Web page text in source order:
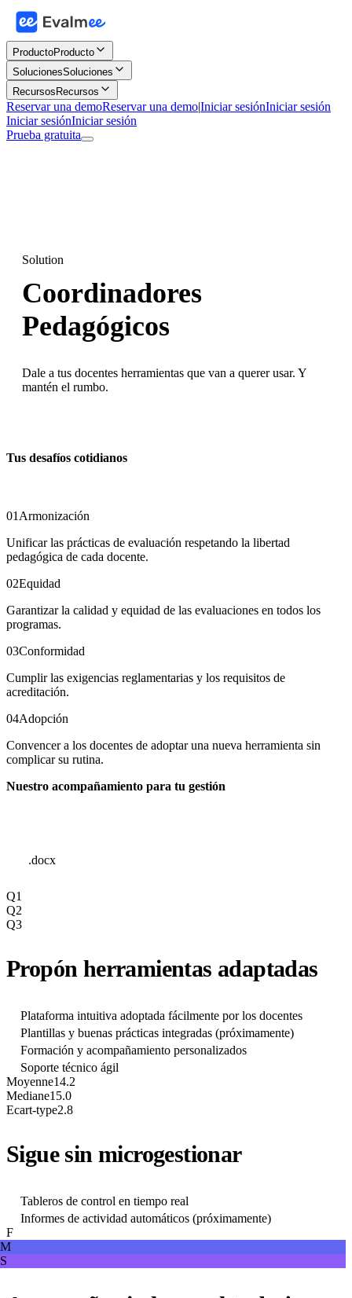
ProductoProducto
SolucionesSoluciones
Recursos Recursos
Reservar una demoReservar una demo|Iniciar sesiónIniciar sesión
Iniciar sesiónIniciar sesión
Prueba gratuita
Solution
Coordinadores
Pedagógicos
Dale a tus docentes herramientas que van a querer usar. Y
mantén el rumbo.
Tus desafíos cotidianos
01 Armonización
Unificar las prácticas de evaluación respetando la libertad
pedagógica de cada docente.
02Equidad
Garantizar la calidad y equidad de las evaluaciones en todos los
programas.
03Conformidad
Cumplir las exigencias reglamentarias y los requisitos de
acreditación.
04Adopción
Convencer a los docentes de adoptar una nueva herramienta sin
complicar su rutina.
Nuestro acompañamiento para tu gestión
.docx
Q1
Q2
Q3
Propón herramientas adaptadas
Plataforma intuitiva adoptada fácilmente por los docentes
Plantillas y buenas prácticas integradas (próximamente)
Formación y acompañamiento personalizados
Soporte técnico ágil
Moyenne14.2
Mediane15.0
Ecart-type2.8
Sigue sin microgestionar
Tableros de control en tiempo real
Informes de actividad automáticos (próximamente)
F
M
S